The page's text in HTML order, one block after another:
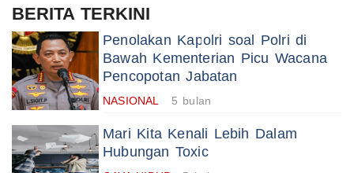
BERITA TERKINI
Penolakan Kapolri soal Polri di
Bawah Kementerian Picu Wacana
Pencopotan Jabatan
NASIONAL 5 bulan
Mari Kita Kenali Lebih Dalam
Hubungan Toxic